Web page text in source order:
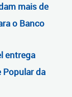
mais de
o Banco
entrega
Popular da